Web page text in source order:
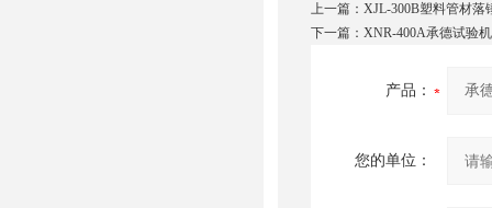
上一篇： XJL-300B塑料管材落
下一篇： XNR-400A承德试验
产品：
您的单位：